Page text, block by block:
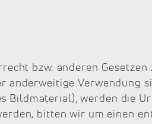
bzw. anderen Gesetzen
anderweitige Verwendung
Bildmaterial), werden die
bitten wir um einen